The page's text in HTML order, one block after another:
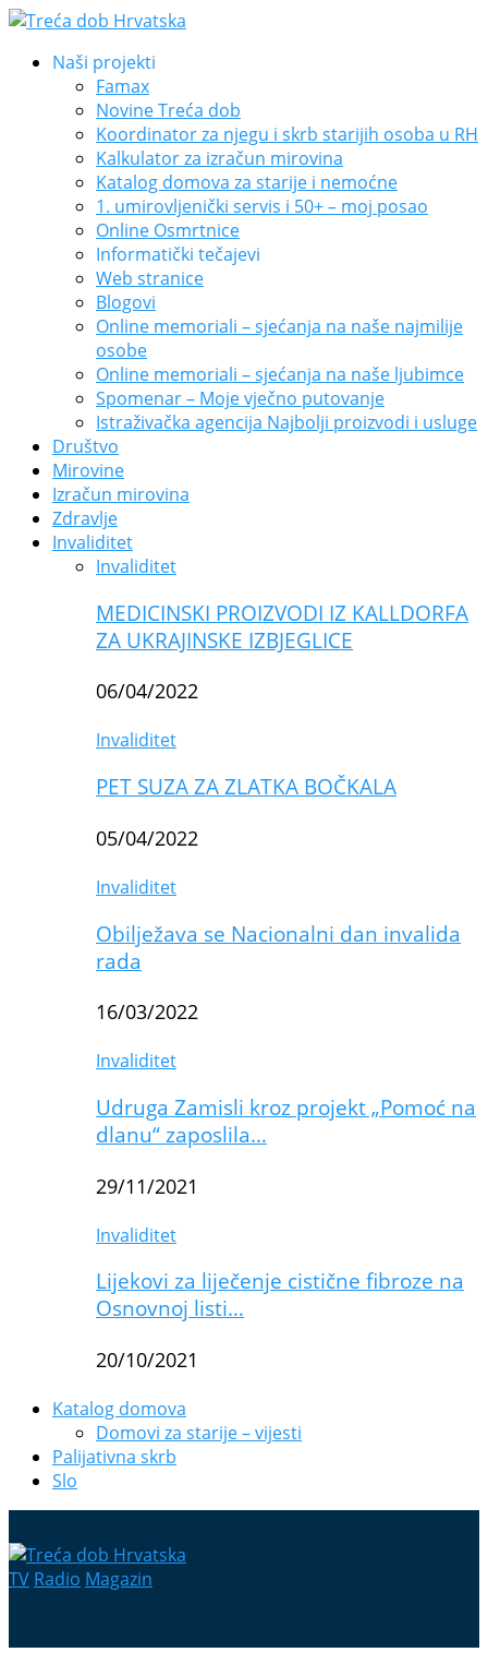
Naši projekti
Famax
Novine Treća dob
Koordinator za njegu i skrb starijih osoba u RH
Kalkulator za izračun mirovina
Katalog domova za starije i nemoćne
1. umirovljenički servis i 50+ – moj posao
Online Osmrtnice
Informatički tečajevi
Web stranice
Blogovi
Online memoriali – sjećanja na naše najmilije
osobe
Online memoriali – sjećanja na naše ljubimce
Spomenar – Moje vječno putovanje
Istraživačka agencija Najbolji proizvodi i usluge
Društvo
Mirovine
Izračun mirovina
Zdravlje
Invaliditet
Invaliditet
MEDICINSKI PROIZVODI IZ KALLDORFA
ZA UKRAJINSKE IZBJEGLICE
06/04/2022
Invaliditet
PET SUZA ZA ZLATKA BOČKALA
05/04/2022
Invaliditet
Obilježava se Nacionalni dan invalida
rada
16/03/2022
Invaliditet
Udruga Zamisli kroz projekt „Pomoć na
dlanu“ zaposlila…
29/11/2021
Invaliditet
Lijekovi za liječenje cistične fibroze na
Osnovnoj listi…
20/10/2021
Katalog domova
Domovi za starije – vijesti
Palijativna skrb
Slo
TV Radio Magazin